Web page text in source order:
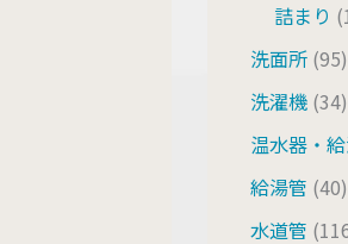
詰まり
洗面所 (95)
洗濯機 (34)
温水器・
給湯管 (40)
水道管